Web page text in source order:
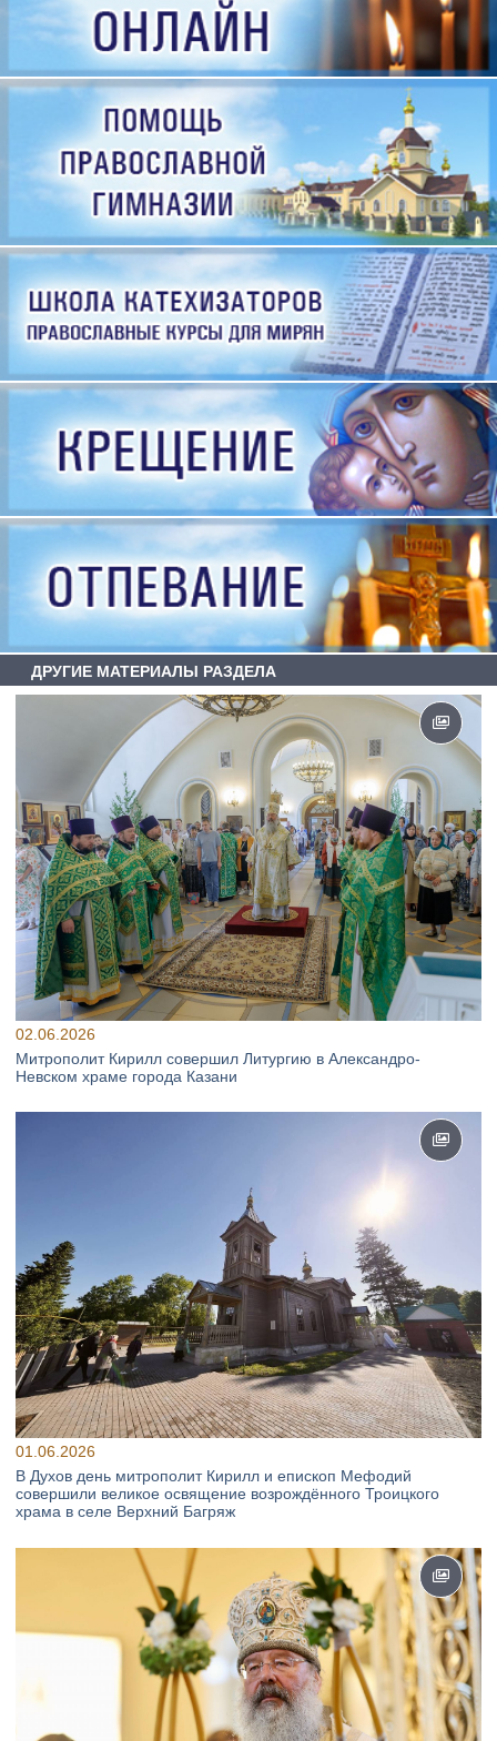
ДРУГИЕ МАТЕРИАЛЫ РАЗДЕЛА
02.06.2026
Митрополит Кирилл совершил Литургию в Александро-
Невском храме города Казани
01.06.2026
В Духов день митрополит Кирилл и епископ Мефодий
совершили великое освящение возрождённого Троицкого
храма в селе Верхний Багряж